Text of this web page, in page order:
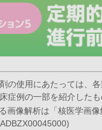
の使用にあたっては、
症例の一部を紹介した
画像解析は「核医学画